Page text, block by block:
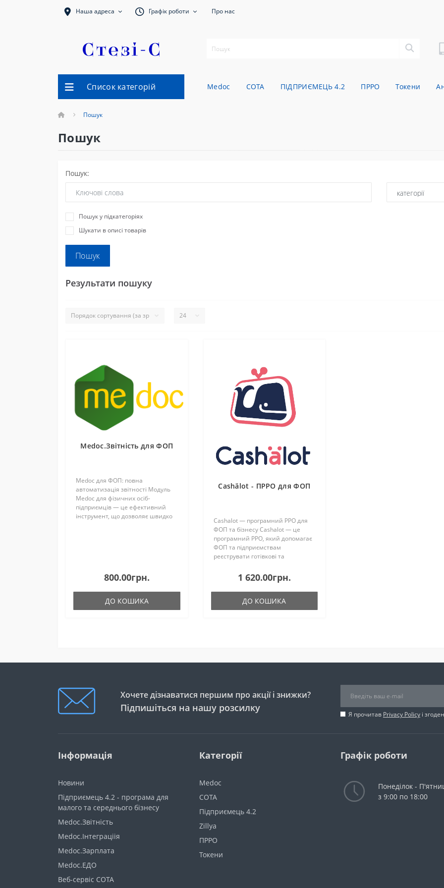
Наша адреса Графік роботи Про нас
Список категорій Medoc СОТА ПІДПРИЄМЕЦЬ 4.2 ПРРО Токени
Пошук
Пошук
Пошук:
Пошук у підкатегоріях
Шукати в описі товарів
Результати пошуку
Medoc.Звітність для ФОП
Medoc для ФОП: повна
автоматизація звітності Модуль
Medoc для фізичних осіб-
підприємців — це ефективний
інструмент, що дозволяє швидко
800.00грн.
ДО КОШИКА
Cashӓlot - ПРРО для ФОП
Cashalot — програмний РРО для
ФОП та бізнесу Cashalot — це
програмний РРО, який допомагає
ФОП та підприємствам
реєструвати готівкові та
працювати з фіскальними чеками
та виконувати вимоги за..
1 620.00грн.
ДО КОШИКА
Хочете дізнаватися першим про акції і знижки?
Підпишіться на нашу розсилку
Я прочитав Privacy Policy і
Інформація
Новини
Підприємець 4.2 - програма для
малого та середнього бізнесу
Medoc.Звітність
Medoc.Інтеграціія
Medoc.Зарплата
Medoc.ЕДО
Веб-сервіс СОТА
Категорії
Medoc
СОТА
Підприємець 4.2
Zillya
ПРРО
Токени
Графік роботи
Понеділок -
з 9:00 по 18:00